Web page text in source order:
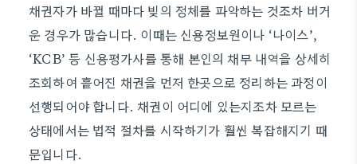
채권자가 바뀔 때마다 빚의 정체를 파악하는 것조차 버거
운 경우가 많습니다. 이때는 신용정보원이나 ‘나이스’,
‘KCB’ 등 신용평가사를 통해 본인의 채무 내역을 상세히
조회하여 흩어진 채권을 먼저 한곳으로 정리하는 과정이
선행되어야 합니다. 채권이 어디에 있는지조차 모르는
상태에서는 법적 절차를 시작하기가 훨씬 복잡해지기 때
문입니다.